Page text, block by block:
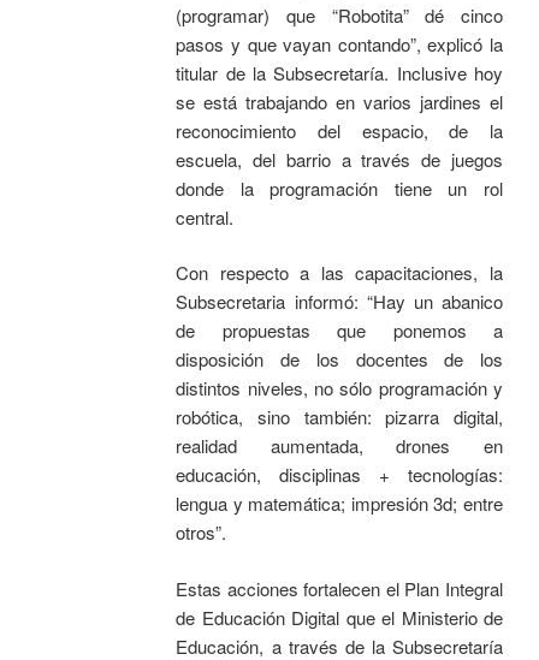
(programar) que “Robotita” dé cinco
pasos y que vayan contando”, explicó la
titular de la Subsecretaría. Inclusive hoy
se está trabajando en varios jardines el
reconocimiento del espacio, de la
escuela, del barrio a través de juegos
donde la programación tiene un rol
central.
Con respecto a las capacitaciones, la
Subsecretaria informó: “Hay un abanico
de propuestas que ponemos a
disposición de los docentes de los
distintos niveles, no sólo programación y
robótica, sino también: pizarra digital,
realidad aumentada, drones en
educación, disciplinas + tecnologías:
lengua y matemática; impresión 3d; entre
otros”.
Estas acciones fortalecen el Plan Integral
de Educación Digital que el Ministerio de
Educación, a través de la Subsecretaría